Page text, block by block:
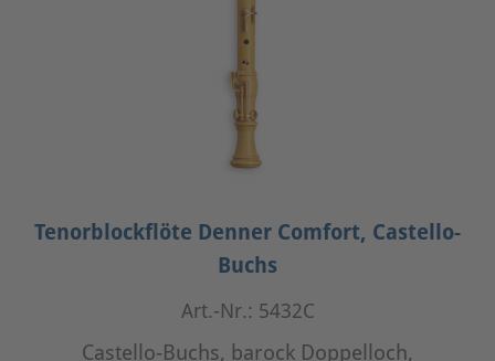
Tenorblockflöte Denner Comfort, Castello-
Buchs
Art.-Nr.: 5432C
Castello-Buchs, barock Doppelloch,